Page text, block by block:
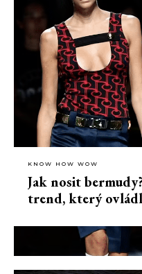
KNOW HOW WOW
Jak nosit
trend, který